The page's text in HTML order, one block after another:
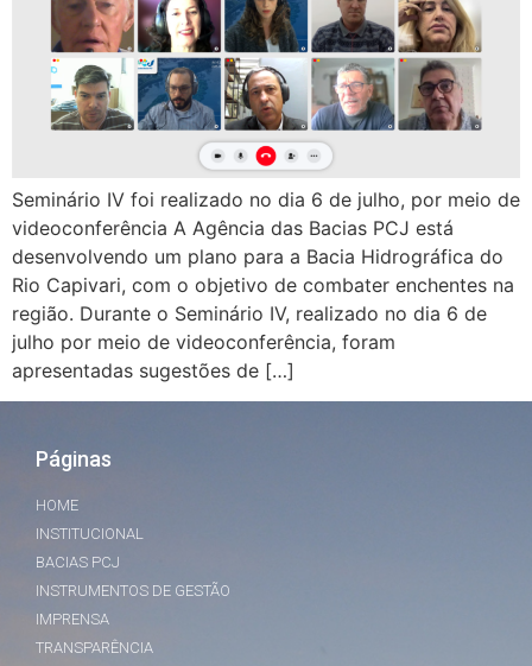
Seminário IV foi realizado no dia 6 de julho, por meio de
videoconferência A Agência das Bacias PCJ está
desenvolvendo um plano para a Bacia Hidrográfica do
Rio Capivari, com o objetivo de combater enchentes na
região. Durante o Seminário IV, realizado no dia 6 de
julho por meio de videoconferência, foram
apresentadas sugestões de […]
Páginas
HOME
INSTITUCIONAL
BACIAS PCJ
INSTRUMENTOS DE GESTÃO
IMPRENSA
TRANSPARÊNCIA